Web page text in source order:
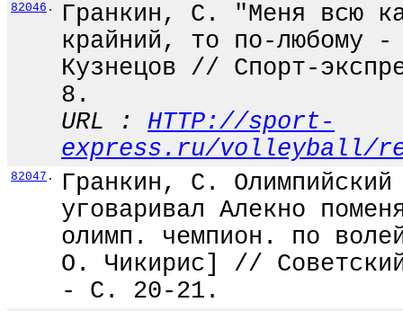
82046 .
Гранкин, С. "Меня всю
крайний, то по-любому
Кузнецов // Спорт-
8.
URL : HTTP://sport-
express.ru/volleyball/
82047 .
Гранкин, С.
уговаривал Алекно
олимп. чемпион. по
О. Чикирис] //
- С. 20-21.